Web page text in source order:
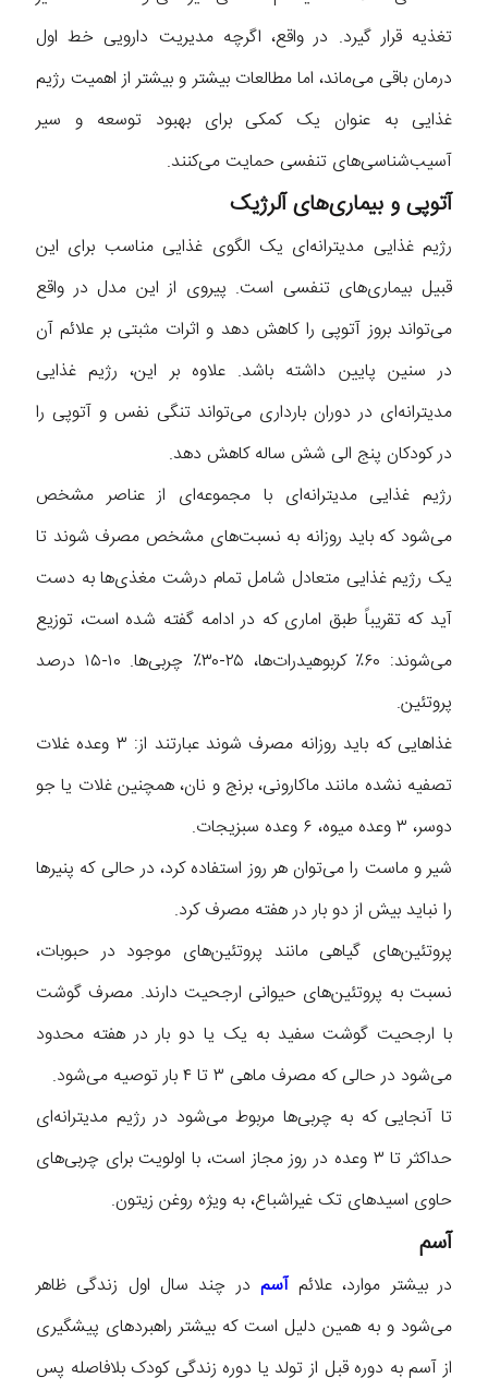
تغذیه قرار گیرد. در واقع، اگرچه مدیریت دارویی خط اول
درمان باقی می‌ماند، اما مطالعات بیشتر و بیشتر از اهمیت رژیم
غذایی به عنوان یک کمکی برای بهبود توسعه و سیر
آسیب‌شناسی‌های تنفسی حمایت می‌کنند.
آتوپی و بیماری‌های آلرژیک
رژیم غذایی مدیترانه‌ای یک الگوی غذایی مناسب برای این
قبیل بیماری‌های تنفسی است. پیروی از این مدل در واقع
می‌تواند بروز آتوپی را کاهش دهد و اثرات مثبتی بر علائم آن
در سنین پایین داشته باشد. علاوه بر این، رژیم غذایی
مدیترانه‌ای در دوران بارداری می‌تواند تنگی نفس و آتوپی را
در کودکان پنج الی شش ساله کاهش دهد.
رژیم غذایی مدیترانه‌ای با مجموعه‌ای از عناصر مشخص
می‌شود که باید روزانه به نسبت‌های مشخص مصرف شوند تا
یک رژیم غذایی متعادل شامل تمام درشت مغذی‌ها به دست
آید که تقریباً طبق اماری که در ادامه گفته شده است، توزیع
می‌شوند: ۶۰٪ کربوهیدرات‌ها، ۲۵-۳۰٪ چربی‌ها. ۱۰-۱۵ درصد
پروتئین.
غذا‌هایی که باید روزانه مصرف شوند عبارتند از: ۳ وعده غلات
تصفیه نشده مانند ماکارونی، برنج و نان، همچنین غلات یا جو
دوسر، ۳ وعده میوه، ۶ وعده سبزیجات.
شیر و ماست را می‌توان هر روز استفاده کرد، در حالی که پنیر‌ها
را نباید بیش از دو بار در هفته مصرف کرد.
پروتئین‌های گیاهی مانند پروتئین‌های موجود در حبوبات،
نسبت به پروتئین‌های حیوانی ارجحیت دارند. مصرف گوشت
با ارجحیت گوشت سفید به یک یا دو بار در هفته محدود
می‌شود در حالی که مصرف ماهی ۳ تا ۴ بار توصیه می‌شود.
تا آنجایی که به چربی‌ها مربوط می‌شود در رژیم مدیترانه‌ای
حداکثر تا ۳ وعده در روز مجاز است، با اولویت برای چربی‌های
حاوی اسید‌های تک غیراشباع، به ویژه روغن زیتون.
آسم
در بیشتر موارد، علائمآسم در چند سال اول زندگی ظاهر
می‌شود و به همین دلیل است که بیشتر راهبرد‌های پیشگیری
از آسم به دوره قبل از تولد یا دوره زندگی کودک بلافاصله پس